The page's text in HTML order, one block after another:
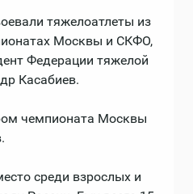
тяжелоатлеты из
Москвы и СКФО,
Федерации тяжелой
Касабиев.
чемпионата Москвы
среди взрослых и